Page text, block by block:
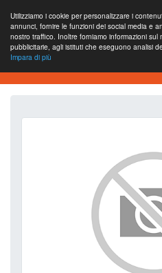
Utilizziamo i cookie per personalizzare i
annunci, fornire le funzioni dei social media e
nostro traffico. Inoltre forniamo informazioni
pubblicitarie, agli istituti che eseguono analisi
Impara di più
SEO Analytics